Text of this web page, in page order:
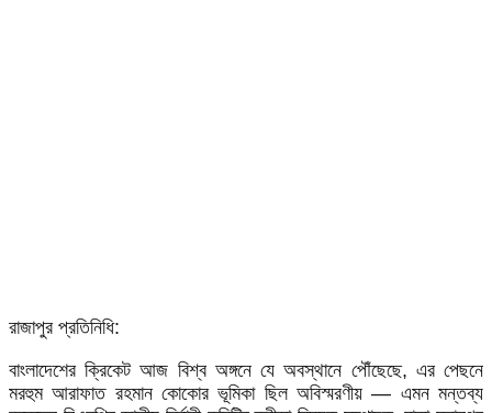
রাজাপুর প্রতিনিধি:
বাংলাদেশের ক্রিকেট আজ বিশ্ব অঙ্গনে যে অবস্থানে পৌঁছেছে, এর পেছনে
মরহুম আরাফাত রহমান কোকোর ভূমিকা ছিল অবিস্মরণীয় — এমন মন্তব্য